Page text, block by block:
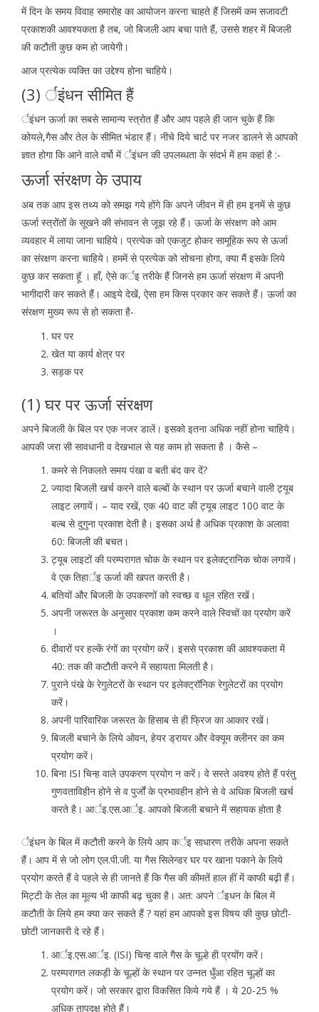
में दिन के समय विवाह समारोह का आयोजन करना चाहते हैं जिसमें कम सजावटी
प्रकाशकी आवश्यकता है तब, जो बिजली आप बचा पाते हैं, उससे शहर में बिजली
की कटौती कुछ कम हो जायेगी।
आज प्रत्येक व्यक्ति का उद्देश्य होना चाहिये।
(3) र्इंधन सीमित हैं
र्इंधन ऊर्जा का सबसे सामान्य स्त्रोत हैं और आप पहले ही जान चुके हैं कि
कोयले,गैस और तेल के सीमित भंडार हैं। नीचे दिये चार्ट पर नजर डालने से आपको
ज्ञात होगा कि आने वाले वर्षो में र्इंधन की उपलब्धता के संदर्भ में हम कहां है :-
ऊर्जा संरक्षण के उपाय
अब तक आप इस तथ्य को समझ गये होंगे कि अपने जीवन में ही हम इनमें से कुछ
ऊर्जा स्त्रोंतों के सूखने की संभावन से जूझ रहे हैं। ऊर्जा के संरक्षण को आम
व्यवहार में लाया जाना चाहिये। प्रत्येक को एकजुट होकर सामूहिक रूप से ऊर्जा
का संरक्षण करना चाहिये। हममें से प्रत्येक को सोचना होगा, क्या मैं इसके लिये
कुछ कर सकता हॅू । हॉं, ऐसे कर्इ तरीके हैं जिनसे हम ऊर्जा संरक्षण में अपनी
भागीदारी कर सकते हैं। आइये देखें, ऐसा हम किस प्रकार कर सकते हैं। ऊर्जा का
संरक्षण मुख्य रूप से हो सकता है-
घर पर
खेत या कार्य क्षेत्र पर
सड़क पर
(1) घर पर ऊर्जा संरक्षण
अपने बिजली के बिल पर एक नजर डालें। इसको इतना अधिक नहीं होना चाहिये।
आपकी जरा सी सावधानी व देखभाल से यह काम हो सकता है । कैसे –
कमरे से निकलते समय पंखा व बती बंद कर दें?
ज्यादा बिजली खर्च करने वाले बल्बों के स्थान पर ऊर्जा बचाने वाली ट्यूब
लाइट लगायें। – याद रखें, एक 40 वाट की ट्यूब लाइट 100 वाट के
बल्ब से दुगुना प्रकाश देती है। इसका अर्थ है अधिक प्रकाश के अलावा
60: बिजली की बचत।
ट्यूब लाइटों की परम्परागत चोक के स्थान पर इलेक्ट्रानिक चोक लगायें।
वे एक तिहार्इ ऊर्जा की खपत करती है।
बतियों और बिजली के उपकरणों को स्वच्छ व धूल रहित रखें।
अपनी जरूरत के अनुसार प्रकाश कम करने वाले स्विचों का प्रयोग करें
।
दीवारों पर हल्कें रंगों का प्रयोग करें। इससे प्रकाश की आवश्यकता में
40: तक की कटौती करने में सहायता मिलती है।
पुराने पंखे के रेगुलेटरों के स्थान पर इलेक्ट्रॉनिक रेगुलेटरों का प्रयोग
करें।
अपनी पारिवारिक जरूरत के हिसाब से ही फ्रिज का आकार रखें।
बिजली बचाने के लिये ओवन, हेयर ड्रायर और वेक्यूम क्लीनर का कम
प्रयोग करें।
बिना ISI चिन्ह वाले उपकरण प्रयोग न करें। वे सस्ते अवश्य होते हैं परंतु
गुणवताविहीन होने से व पुर्जों के प्रभावहीन होने से वे अधिक बिजली खर्च
करते है। आर्इ.एस.आर्इ. आपको बिजली बचाने में सहायक होता है
र्इंधन के बिल में कटौती करने के लिये आप कर्इ साधारण तरीके अपना सकते
हैं। आप में से जो लोग एल.पी.जी. या गैस सिलेन्डर घर पर खाना पकाने के लिये
प्रयोग करते हैं वे पहले से ही जानते हैं कि गैस की कीमतें हाल हीं में काफी बढ़ी हैं।
मिट्टी के तेल का मूल्य भी काफी बढ़ चुका है। अत: अपने र्इधन के बिल में
कटौती के लिये हम क्या कर सकते हैं ? यहां हम आपको इस विषय की कुछ छोटी-
छोटी जानकारी दे रहे हैं।
आर्इ.एस.आर्इ. (ISI) चिन्ह वाले गैस के चूल्हे ही प्रयोंग करें।
परम्परागत लकड़ी के चूल्हों के स्थान पर उन्नत धुँआ रहित चूल्हों का
प्रयोग करें। जो सरकार द्वारा विकसित किये गये हैं । ये 20-25 %
अधिक तापदक्ष होते हैं।